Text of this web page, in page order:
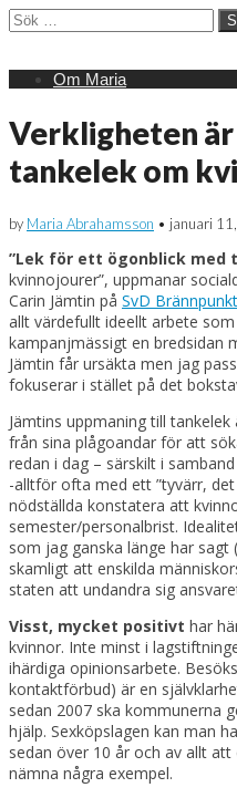
Sök
efter:
Main
Skip
Om Maria
Verkligheten
tankelek om
by Maria Abrahamsson • januari
”Lek för ett ögonblick med
kvinnojourer”, uppmanar
Carin Jämtin på SvD Brännpunkt
allt värdefullt ideellt arbete
kampanjmässigt en bredsidan
Jämtin får ursäkta men jag
fokuserar i stället på det
Jämtins uppmaning till
från sina plågoandar för att
redan i dag – särskilt i
-alltför ofta med ett ”tyvärr,
nödställda konstatera att
semester/personalbrist.
som jag ganska länge har sagt
skamligt att enskilda
staten att undandra sig
Visst, mycket positivt har
kvinnor. Inte minst i
ihärdiga opinionsarbete.
kontaktförbud) är en
sedan 2007 ska kommunerna
hjälp. Sexköpslagen kan man ha
sedan över 10 år och av allt
nämna några exempel.